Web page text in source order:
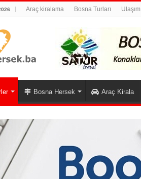
Araç kiralama Bosna Turları Ulaşım
Bosna Hersek Araç Kirala